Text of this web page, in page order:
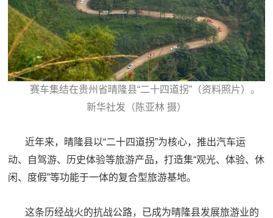
赛车集结在贵州省晴隆县“二十四道拐”（资料照片）。
新华社发（陈亚林 摄）
近年来，晴隆县以“二十四道拐”为核心，推出汽车运
动、自驾游、历史体验等旅游产品，打造集“观光、体验、休
闲、度假”等功能于一体的复合型旅游基地。
这条历经战火的抗战公路，已成为晴隆县发展旅游业的